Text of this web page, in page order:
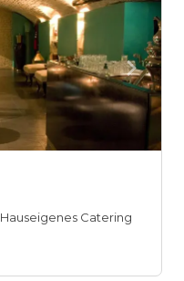
Hauseigenes Catering